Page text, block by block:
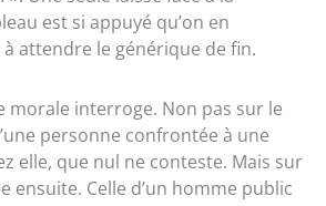
est si appuyé qu’on en
attendre le générique de fin.
morale interroge. Non pas sur le
personne confrontée à une
elle, que nul ne conteste. Mais sur
ensuite. Celle d’un homme public